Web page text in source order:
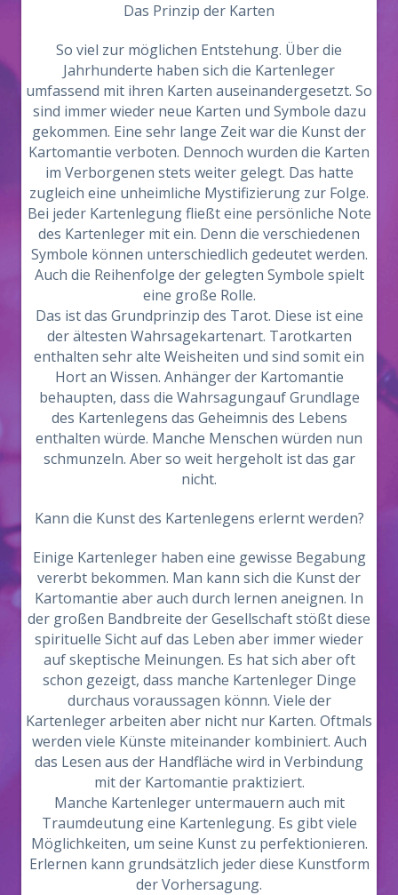
Das Prinzip der Karten
So viel zur möglichen Entstehung. Über die
Jahrhunderte haben sich die Kartenleger
umfassend mit ihren Karten auseinandergesetzt. So
sind immer wieder neue Karten und Symbole dazu
gekommen. Eine sehr lange Zeit war die Kunst der
Kartomantie verboten. Dennoch wurden die Karten
im Verborgenen stets weiter gelegt. Das hatte
zugleich eine unheimliche Mystifizierung zur Folge.
Bei jeder Kartenlegung fließt eine persönliche Note
des Kartenleger mit ein. Denn die verschiedenen
Symbole können unterschiedlich gedeutet werden.
Auch die Reihenfolge der gelegten Symbole spielt
eine große Rolle.
Das ist das Grundprinzip des Tarot. Diese ist eine
der ältesten Wahrsagekartenart. Tarotkarten
enthalten sehr alte Weisheiten und sind somit ein
Hort an Wissen. Anhänger der Kartomantie
behaupten, dass die Wahrsagungauf Grundlage
des Kartenlegens das Geheimnis des Lebens
enthalten würde. Manche Menschen würden nun
schmunzeln. Aber so weit hergeholt ist das gar
nicht.
Kann die Kunst des Kartenlegens erlernt werden?
Einige Kartenleger haben eine gewisse Begabung
vererbt bekommen. Man kann sich die Kunst der
Kartomantie aber auch durch lernen aneignen. In
der großen Bandbreite der Gesellschaft stößt diese
spirituelle Sicht auf das Leben aber immer wieder
auf skeptische Meinungen. Es hat sich aber oft
schon gezeigt, dass manche Kartenleger Dinge
durchaus voraussagen könnn. Viele der
Kartenleger arbeiten aber nicht nur Karten. Oftmals
werden viele Künste miteinander kombiniert. Auch
das Lesen aus der Handfläche wird in Verbindung
mit der Kartomantie praktiziert.
Manche Kartenleger untermauern auch mit
Traumdeutung eine Kartenlegung. Es gibt viele
Möglichkeiten, um seine Kunst zu perfektionieren.
Erlernen kann grundsätzlich jeder diese Kunstform
der Vorhersagung.